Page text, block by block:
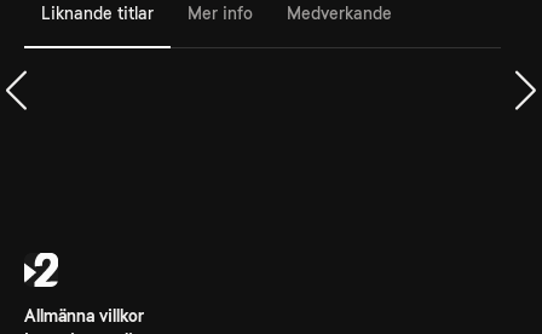
Liknande titlar Mer info Medverkande
Allmänna villkor